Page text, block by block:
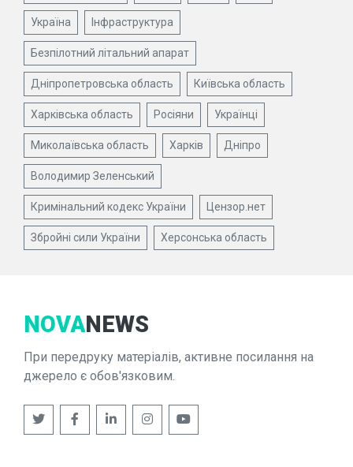
Україна Інфраструктура
Безпілотний літальний апарат
Дніпропетровська область Київська область
Харківська область Росіяни Українці
Миколаївська область Харків Дніпро
Володимир Зеленський
Кримінальний кодекс України Цензор.нет
Збройні сили України Херсонська область
NOVANEWS
При передруку матеріалів, активне посилання на
джерело є обов'язковим.